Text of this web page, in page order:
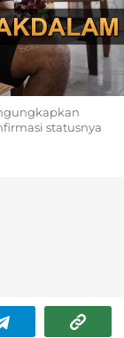
statusnya